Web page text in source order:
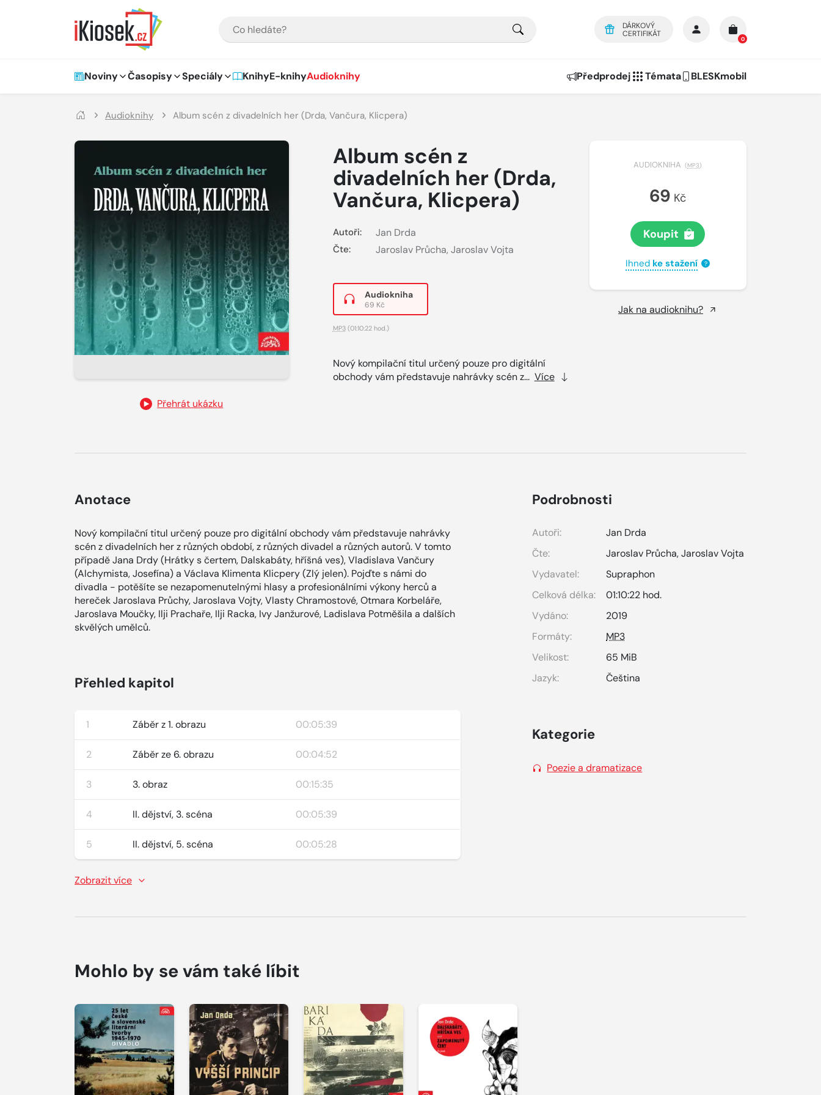
DÁRKOVÝ
CERTIFIKÁT
0
Hlavní navigace
Noviny Časopisy Speciály KnihyE-knihyAudioknihy Předprodej Témata BLESKmobil
Audioknihy Album scén z divadelních her (Drda, Vančura, Klicpera)
Přehrát ukázku
Album scén z
divadelních her (Drda,
Vančura, Klicpera)
Autoři: Jan Drda
Čte: Jaroslav Průcha, Jaroslav Vojta
Audiokniha
69 Kč
MP3(01:10:22 hod.)
Nový kompilační titul určený pouze pro digitální
obchody vám představuje nahrávky scén z... Více
AUDIOKNIHA (MP3)
69 Kč
Koupit
Ihned ke stažení ?
Jak na audioknihu?
Anotace
Nový kompilační titul určený pouze pro digitální obchody vám představuje nahrávky
scén z divadelních her z různých období, z různých divadel a různých autorů. V tomto
případě Jana Drdy (Hrátky s čertem, Dalskabáty, hříšná ves), Vladislava Vančury
(Alchymista, Josefína) a Václava Klimenta Klicpery (Zlý jelen). Pojďte s námi do
divadla - potěšíte se nezapomenutelnými hlasy a profesionálními výkony herců a
hereček Jaroslava Průchy, Jaroslava Vojty, Vlasty Chramostové, Otmara Korbeláře,
Jaroslava Moučky, Ilji Prachaře, Ilji Racka, Ivy Janžurové, Ladislava Potměšila a dalších
skvělých umělců.
Přehled kapitol
1 Záběr z 1. obrazu 00:05:39
2 Záběr ze 6. obrazu 00:04:52
3 3. obraz 00:15:35
4 II. dějství, 3. scéna 00:05:39
5 II. dějství, 5. scéna 00:05:28
Zobrazit více
Podrobnosti
Autoři:
Jan Drda
Čte:
Jaroslav Průcha,Jaroslav Vojta
Vydavatel:
Supraphon
Celková délka:
01:10:22 hod.
Vydáno:
2019
Formáty:
MP3
Velikost:
65 MiB
Jazyk:
Čeština
Kategorie
Poezie a dramatizace
Mohlo by se vám také líbit
Přehrát
ukázku
Přehrát
ukázku
Přehrát
ukázku